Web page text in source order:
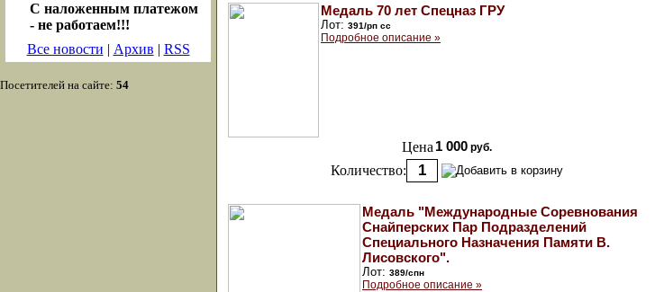
С наложенным платежом
- не работаем!!!
Все новости | Архив | RSS
Посетителей на сайте: 54
Медаль 70 лет Спецназ ГРУ
Лот: 391/рп сс
Подробное описание »
Цена 1 000 руб.
Количество:
Медаль "Международные Соревнования
Снайперских Пар Подразделений
Специального Назначения Памяти В.
Лисовского".
Лот: 389/спн
Подробное описание »